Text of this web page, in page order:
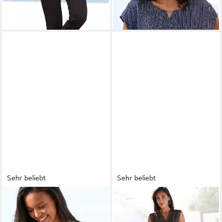
Sehr beliebt
LASCANARipptanktop mit
breiten Trägern, figurbetonte
Sehr beliebt
LASCANA Overall (mit
Bindegürtel) aus knitterfreier